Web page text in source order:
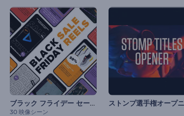
ブラック フライデー セール リール
30 映像シーン